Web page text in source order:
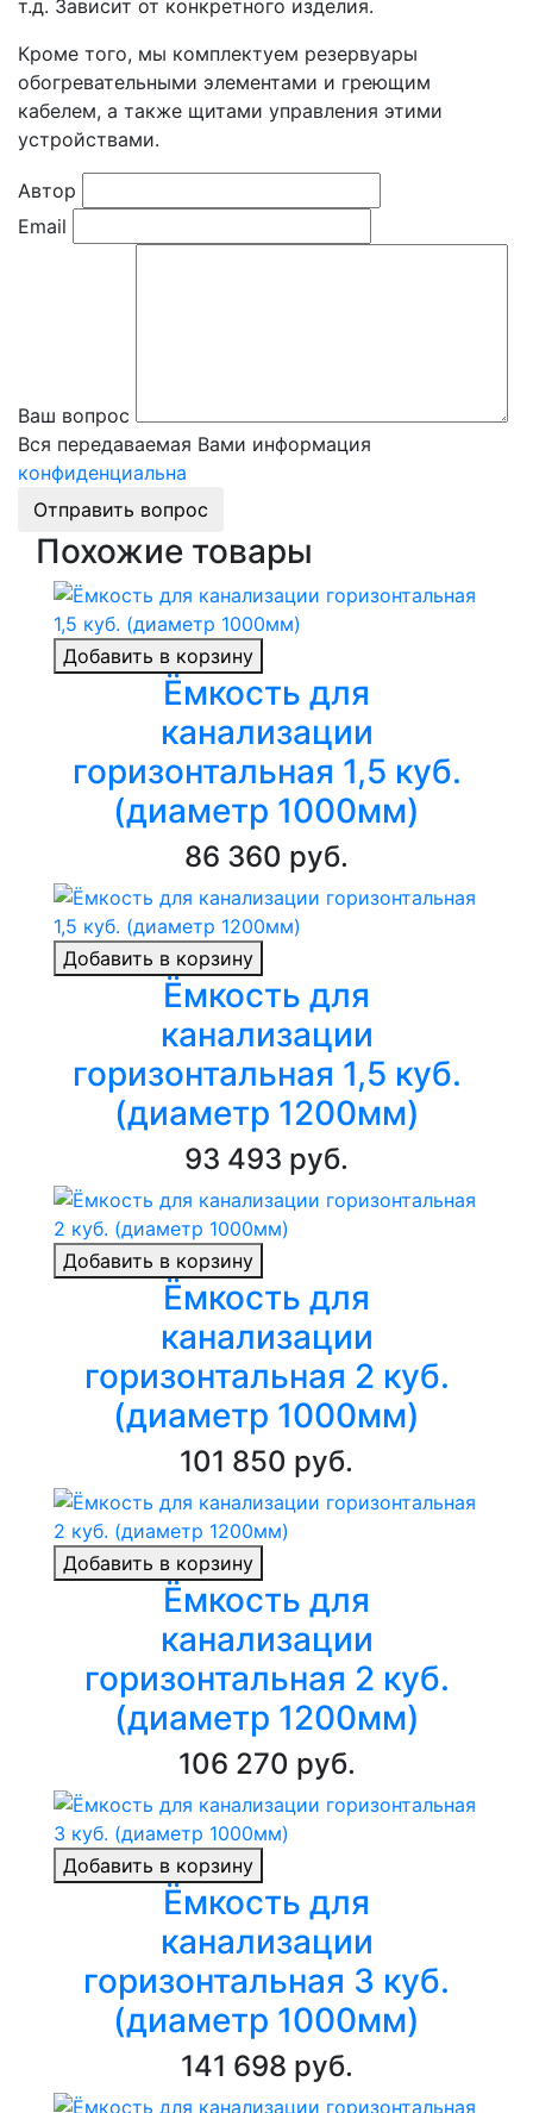
т.д. Зависит от конкретного изделия.
Кроме того, мы комплектуем резервуары
обогревательными элементами и греющим
кабелем, а также щитами управления этими
устройствами.
Автор
Email
Ваш вопрос
Вся передаваемая Вами информация
конфиденциальна
Отправить вопрос
Похожие товары
Добавить в корзину
Ёмкость для
канализации
горизонтальная 1,5 куб.
(диаметр 1000мм)
86 360 руб.
Добавить в корзину
Ёмкость для
канализации
горизонтальная 1,5 куб.
(диаметр 1200мм)
93 493 руб.
Добавить в корзину
Ёмкость для
канализации
горизонтальная 2 куб.
(диаметр 1000мм)
101 850 руб.
Добавить в корзину
Ёмкость для
канализации
горизонтальная 2 куб.
(диаметр 1200мм)
106 270 руб.
Добавить в корзину
Ёмкость для
канализации
горизонтальная 3 куб.
(диаметр 1000мм)
141 698 руб.